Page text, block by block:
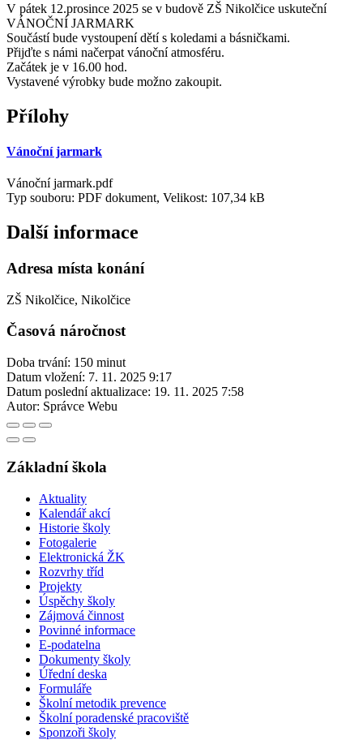
V pátek 12.prosince 2025 se v budově ZŠ Nikolčice uskuteční
VÁNOČNÍ JARMARK
Součástí bude vystoupení dětí s koledami a básničkami.
Přijďte s námi načerpat vánoční atmosféru.
Začátek je v 16.00 hod.
Vystavené výrobky bude možno zakoupit.
Přílohy
Vánoční jarmark
Vánoční jarmark.pdf
Typ souboru: PDF dokument, Velikost: 107,34 kB
Další informace
Adresa místa konání
ZŠ Nikolčice, Nikolčice
Časová náročnost
Doba trvání: 150 minut
Datum vložení: 7. 11. 2025 9:17
Datum poslední aktualizace: 19. 11. 2025 7:58
Autor: Správce Webu
Základní škola
Aktuality
Kalendář akcí
Historie školy
Fotogalerie
Elektronická ŽK
Rozvrhy tříd
Projekty
Úspěchy školy
Zájmová činnost
Povinné informace
E-podatelna
Dokumenty školy
Úřední deska
Formuláře
Školní metodik prevence
Školní poradenské pracoviště
Sponzoři školy